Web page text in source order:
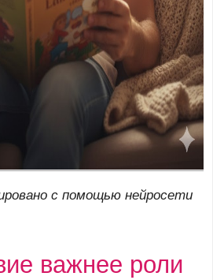
с помощью нейросети
важнее роли